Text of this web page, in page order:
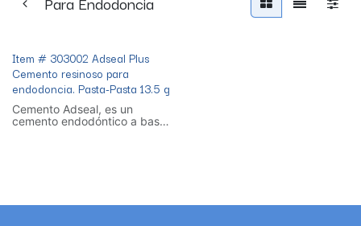
Item # 303002 Adseal Plus
Cemento resinoso para
endodoncia. Pasta-Pasta 13.5 g
Cemento Adseal, es un
cemento endodóntico a base